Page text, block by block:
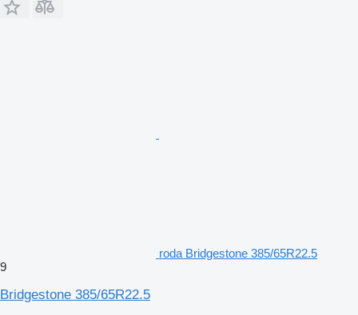
roda Bridgestone 385/65R22.5
9
Bridgestone 385/65R22.5